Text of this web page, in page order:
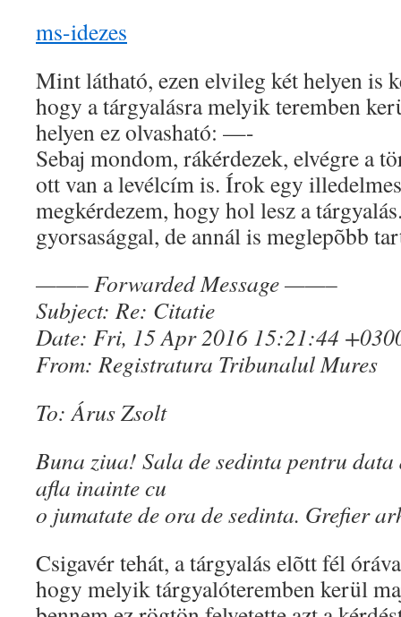
ms-idezes
Mint látható, ezen elvileg két helyen is
hogy a tárgyalásra melyik teremben
helyen ez olvasható: —-
Sebaj mondom, rákérdezek, elvégre a
ott van a levélcím is. Írok egy
megkérdezem, hogy hol lesz a
gyorsasággal, de annál is meglepõbb
——– Forwarded Message ——–
Subject: Re: Citatie
Date: Fri, 15 Apr 2016 15:21:44
From: Registratura Tribunalul Mures
To: Árus Zsolt
Buna ziua! Sala de sedinta pentru
afla inainte cu
o jumatate de ora de sedinta. Grefier
Csigavér tehát, a tárgyalás elõtt fél
hogy melyik tárgyalóteremben kerül